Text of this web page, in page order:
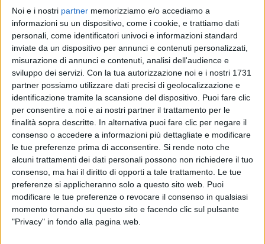
Noi e i nostri partner memorizziamo e/o accediamo a
informazioni su un dispositivo, come i cookie, e trattiamo dati
personali, come identificatori univoci e informazioni standard
inviate da un dispositivo per annunci e contenuti personalizzati,
misurazione di annunci e contenuti, analisi dell'audience e
sviluppo dei servizi. Con la tua autorizzazione noi e i nostri 1731
partner possiamo utilizzare dati precisi di geolocalizzazione e
identificazione tramite la scansione del dispositivo. Puoi fare clic
per consentire a noi e ai nostri partner il trattamento per le
finalità sopra descritte. In alternativa puoi fare clic per negare il
consenso o accedere a informazioni più dettagliate e modificare
le tue preferenze prima di acconsentire. Si rende noto che
alcuni trattamenti dei dati personali possono non richiedere il tuo
consenso, ma hai il diritto di opporti a tale trattamento. Le tue
preferenze si applicheranno solo a questo sito web. Puoi
modificare le tue preferenze o revocare il consenso in qualsiasi
momento tornando su questo sito e facendo clic sul pulsante
"Privacy" in fondo alla pagina web.
VIBRA SUMMER TOUR 2023 30 mar 2023
Le Vibrazioni: annunciate le date dei loro
prossimi concerti, scoprile qui!
Per la band l'estate arriva in anticipo: il tour estivo
avrà inizio già il 9 aprile a Grotte (AG)
diMaria Vittoria Pezzoni